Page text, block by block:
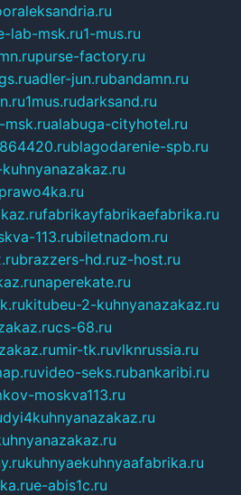
lab-msk.ru1-mus.ru
purse-factory.ru
adler-jun.rubandamn.ru
1mus.rudarksand.ru
msk.rualabuga-cityhotel.ru
blagodarenie-spb.ru
fabrikayfabrikaefabrika.ru
113.rubiletnadom.ru
brazzers-hd.ruz-host.ru
naperekate.ru
kitubeu-2-kuhnyanazakaz.ru
cs-68.ru
mir-tk.ruvlknrussia.ru
video-seks.rubankaribi.ru
moskva113.ru
kuhnyaekuhnyaafabrika.ru
e-abis1c.ru